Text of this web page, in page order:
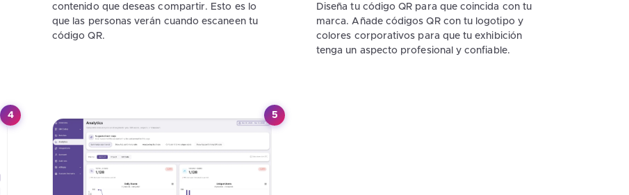
contenido que deseas compartir. Esto es lo
que las personas verán cuando escaneen tu
código QR.
Diseña tu código QR para que coincida con tu
marca. Añade códigos QR con tu logotipo y
colores corporativos para que tu exhibición
tenga un aspecto profesional y confiable.
4 5